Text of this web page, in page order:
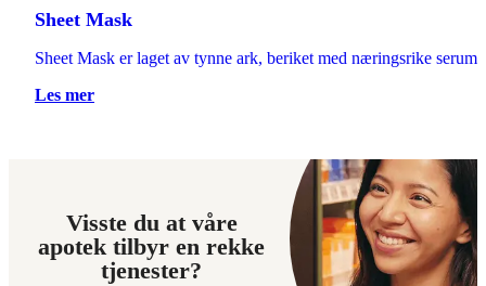
Sheet Mask
Sheet Mask er laget av tynne ark, beriket med næringsrike
Les mer
Visste du at våre
apotek tilbyr en rekke
tjenester?